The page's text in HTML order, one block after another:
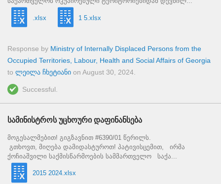
.xlsx 1 5.xlsx
Response by Ministry of Internally Displaced Persons from the
Occupied Territories, Labour, Health and Social Affairs of Georgia
to ლეილა ჩხეტიანი on August 30, 2024
Successful.
სამინისტროს უცხოური დაფინანსება
მოგესალმებით! გიგზავნით #6390/01 წერილს.
გთხოვთ, მიღება დამიდასტუროთ! პატივისცემით, ირმა
ქოჩიაშვილი საქმისწარმოების სამმართველო საქა...
2015 2024.xlsx